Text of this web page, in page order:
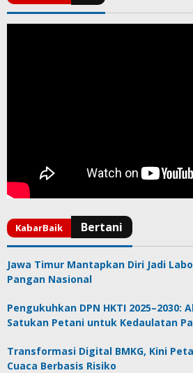
Jawa Timur Mantapkan Diri Jadi
Pangan Nasional
Pengukuhkan DPN HKTI 2025–2030:
Satukan Petani untuk Kedaulatan
Transformasi Digital BMKG, Kini
Cuaca Berbasis Risiko